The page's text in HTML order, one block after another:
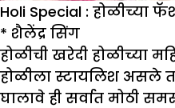
Holi Special : होळीच्या
* शैलेंद्र सिंग
होळीची खरेदी होळीच्या
होळीला स्टायलिश असले
घालावे ही सर्वात मोठी